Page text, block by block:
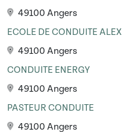
49100 Angers
ECOLE DE CONDUITE ALEX
49100 Angers
CONDUITE ENERGY
49100 Angers
PASTEUR CONDUITE
49100 Angers